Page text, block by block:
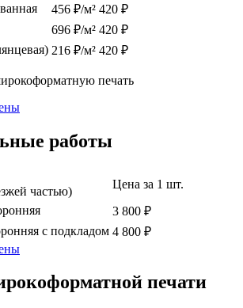
456 ₽/м² 420 ₽
696 ₽/м² 420 ₽
216 ₽/м² 420 ₽
печать
работы
частью)
Цена за 1 шт.
3 800 ₽
с подкладом 4 800 ₽
печати